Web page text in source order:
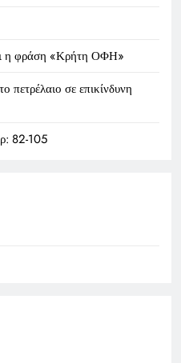
η φράση «Κρήτη ΟΦΗ»
πετρέλαιο σε επικίνδυνη
82-105